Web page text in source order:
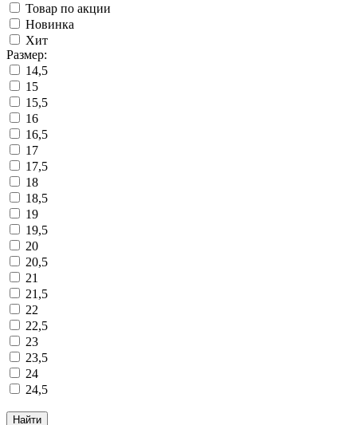
Товар по акции
Новинка
Хит
Размер:
14,5
15
15,5
16
16,5
17
17,5
18
18,5
19
19,5
20
20,5
21
21,5
22
22,5
23
23,5
24
24,5